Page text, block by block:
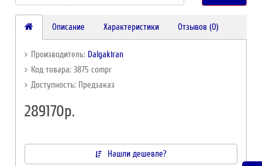
Описание Характеристики Отзывов (0)
Производитель: Dalgakiran
Код товара: 3875 compr
Доступность: Предзаказ
289170р.
Нашли дешевле?